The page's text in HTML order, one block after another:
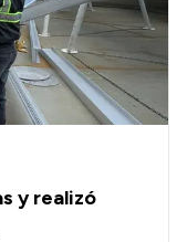
y realizó